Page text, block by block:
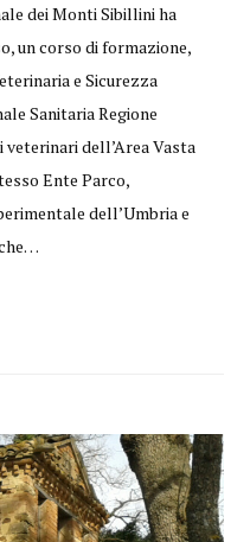
dei Monti Sibillini ha
un corso di formazione,
e Sicurezza
Sanitaria Regione
dell’Area Vasta
Ente Parco,
dell’Umbria e